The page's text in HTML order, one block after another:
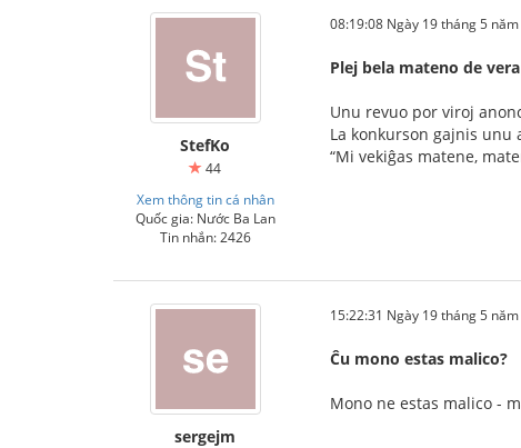
StefKo
44
Xem thông tin cá nhân
Quốc gia: Nước Ba Lan
Tin nhắn: 2426
08:19:08 Ngày 19 tháng 5
Plej bela mateno de
Unu revuo por viroj
La konkurson gajnis
“Mi vekiĝas matene,
sergejm
15:22:31 Ngày 19 tháng 5
Ĉu mono estas malico?
Mono ne estas malico -